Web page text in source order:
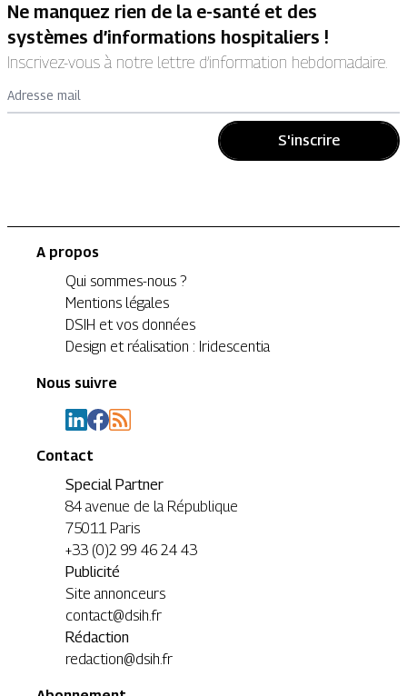
Ne manquez rien de la e-santé et des
systèmes d’informations hospitaliers !
Inscrivez-vous à notre lettre d’information hebdomadaire.
Adresse mail
S'inscrire
A propos
Qui sommes-nous ?
Mentions légales
DSIH et vos données
Design et réalisation : Iridescentia
Nous suivre
Contact
Special Partner
84 avenue de la République
75011 Paris
+33 (0)2 99 46 24 43
Publicité
Site annonceurs
contact@dsih.fr
Rédaction
redaction@dsih.fr